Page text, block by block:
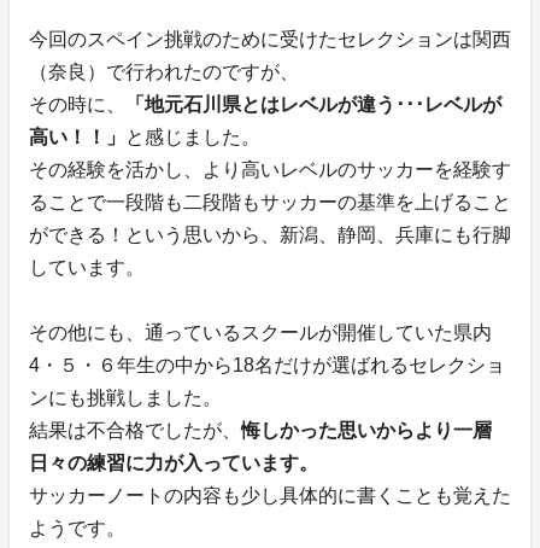
今回のスペイン挑戦のために受けたセレクションは関西
（奈良）で行われたのですが、
その時に、
「地元石川県とはレベルが違う･･･レベルが
高い！！」 と感じました。
その経験を活かし、より高いレベルのサッカーを経験す
ることで一段階も二段階もサッカーの基準を上げること
ができる！という思いから、新潟、静岡、兵庫にも行脚
しています。
その他にも、通っているスクールが開催していた県内
4・５・６年生の中から18名だけが選ばれるセレクショ
ンにも挑戦しました。
結果は不合格でしたが、悔しかった思いからより一層
日々の練習に力が入っています。
サッカーノートの内容も少し具体的に書くことも覚えた
ようです。